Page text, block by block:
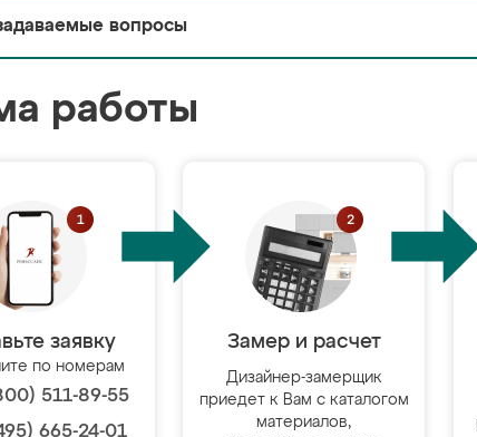
вопросы
работы
заявку
по номерам
511-89-55
665-24-01
Замер и расчет
Дизайнер-замерщик
приедет к Вам с каталогом
материалов,